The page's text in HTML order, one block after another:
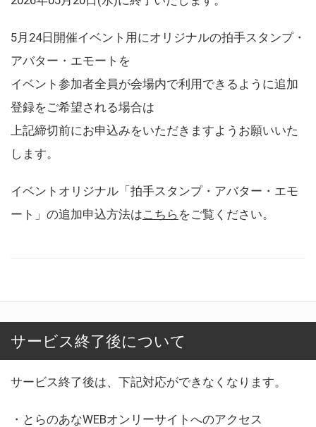
5月24日開催イベント用にオリジナルの拍手スタンプ・
アバター・エモートを
イベント参加者全員が会場内で利用できるように追加
登録をご希望される場合は
上記締切前にお申込みをいただきますようお願いいた
します。
イベントオリジナル「拍手スタンプ・アバター・エモ
ート」の追加申込方法はこちら をご覧ください。
サービス終了後について
サービス終了後は、下記対応ができなくなります。
・とらのあなWEBオンリーサイトへのアクセス